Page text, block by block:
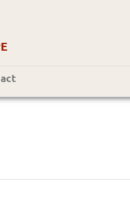
E